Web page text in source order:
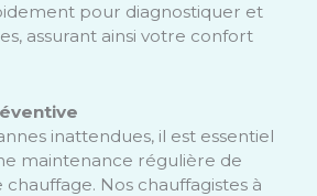
pour diagnostiquer et
assurant ainsi votre confort
inattendues, il est essentiel
maintenance régulière de
Nos chauffagistes à